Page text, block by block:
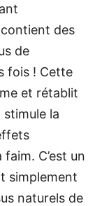
des
de
fois ! Cette
et rétablit
la
C’est un
simplement
naturels de